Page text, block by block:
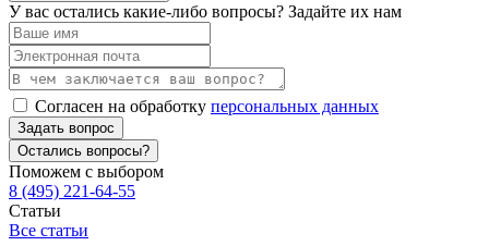
У вас остались какие-либо вопросы? Задайте их нам
Согласен на обработку персональных данных
Задать вопрос
Остались вопросы?
Поможем с выбором
8 (495) 221-64-55
Статьи
Все статьи